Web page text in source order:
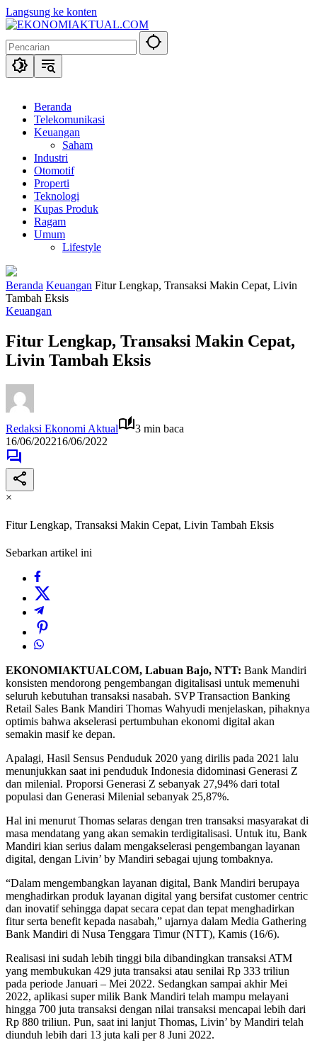
Langsung ke konten
Beranda
Telekomunikasi
Keuangan
Saham
Industri
Otomotif
Properti
Teknologi
Kupas Produk
Ragam
Umum
Lifestyle
Beranda Keuangan Fitur Lengkap, Transaksi Makin Cepat, Livin
Tambah Eksis
Keuangan
Fitur Lengkap, Transaksi Makin Cepat,
Livin Tambah Eksis
Redaksi Ekonomi Aktual
3 min baca
16/06/202216/06/2022
×
Fitur Lengkap, Transaksi Makin Cepat, Livin Tambah Eksis
Sebarkan artikel ini
EKONOMIAKTUALCOM, Labuan Bajo, NTT: Bank Mandiri
konsisten mendorong pengembangan digitalisasi untuk memenuhi
seluruh kebutuhan transaksi nasabah. SVP Transaction Banking
Retail Sales Bank Mandiri Thomas Wahyudi menjelaskan, pihaknya
optimis bahwa akselerasi pertumbuhan ekonomi digital akan
semakin masif ke depan.
Apalagi, Hasil Sensus Penduduk 2020 yang dirilis pada 2021 lalu
menunjukkan saat ini penduduk Indonesia didominasi Generasi Z
dan milenial. Proporsi Generasi Z sebanyak 27,94% dari total
populasi dan Generasi Milenial sebanyak 25,87%.
Hal ini menurut Thomas selaras dengan tren transaksi masyarakat di
masa mendatang yang akan semakin terdigitalisasi. Untuk itu, Bank
Mandiri kian serius dalam mengakselerasi pengembangan layanan
digital, dengan Livin’ by Mandiri sebagai ujung tombaknya.
“Dalam mengembangkan layanan digital, Bank Mandiri berupaya
menghadirkan produk layanan digital yang bersifat customer centric
dan inovatif sehingga dapat secara cepat dan tepat menghadirkan
fitur serta benefit kepada nasabah,” ujarnya dalam Media Gathering
Bank Mandiri di Nusa Tenggara Timur (NTT), Kamis (16/6).
Realisasi ini sudah lebih tinggi bila dibandingkan transaksi ATM
yang membukukan 429 juta transaksi atau senilai Rp 333 triliun
pada periode Januari – Mei 2022. Sedangkan sampai akhir Mei
2022, aplikasi super milik Bank Mandiri telah mampu melayani
hingga 700 juta transaksi dengan nilai transaksi mencapai lebih dari
Rp 880 triliun. Pun, saat ini lanjut Thomas, Livin’ by Mandiri telah
diunduh lebih dari 13 juta kali per 8 Juni 2022.